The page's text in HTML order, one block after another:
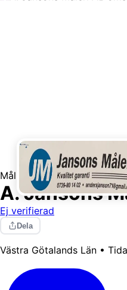
Målning / Tapetsering
A. Jansons
Ej verifierad
Dela
Västra Götalands Län •